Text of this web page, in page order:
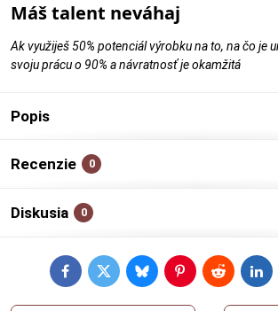
Máš talent neváhaj
Ak využiješ 50% potenciál výrobku na to, na čo je
svoju prácu o 90% a návratnosť je okamžitá
Popis
Recenzie 0
Diskusia 0
FacebookTwitterBlueskyPinterestReddit